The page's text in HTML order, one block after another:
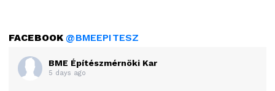
FACEBOOK@BMEEPITESZ
BME Építészmérnöki Kar
5 days ago